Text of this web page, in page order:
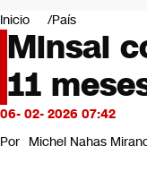
Mundo
Negocios
Deportes
Programas
Cultura
Servicios
Bits
CNN Data
Inicio País
Minsal
11
06- 02- 2026 07:42
Por Michel Nahas